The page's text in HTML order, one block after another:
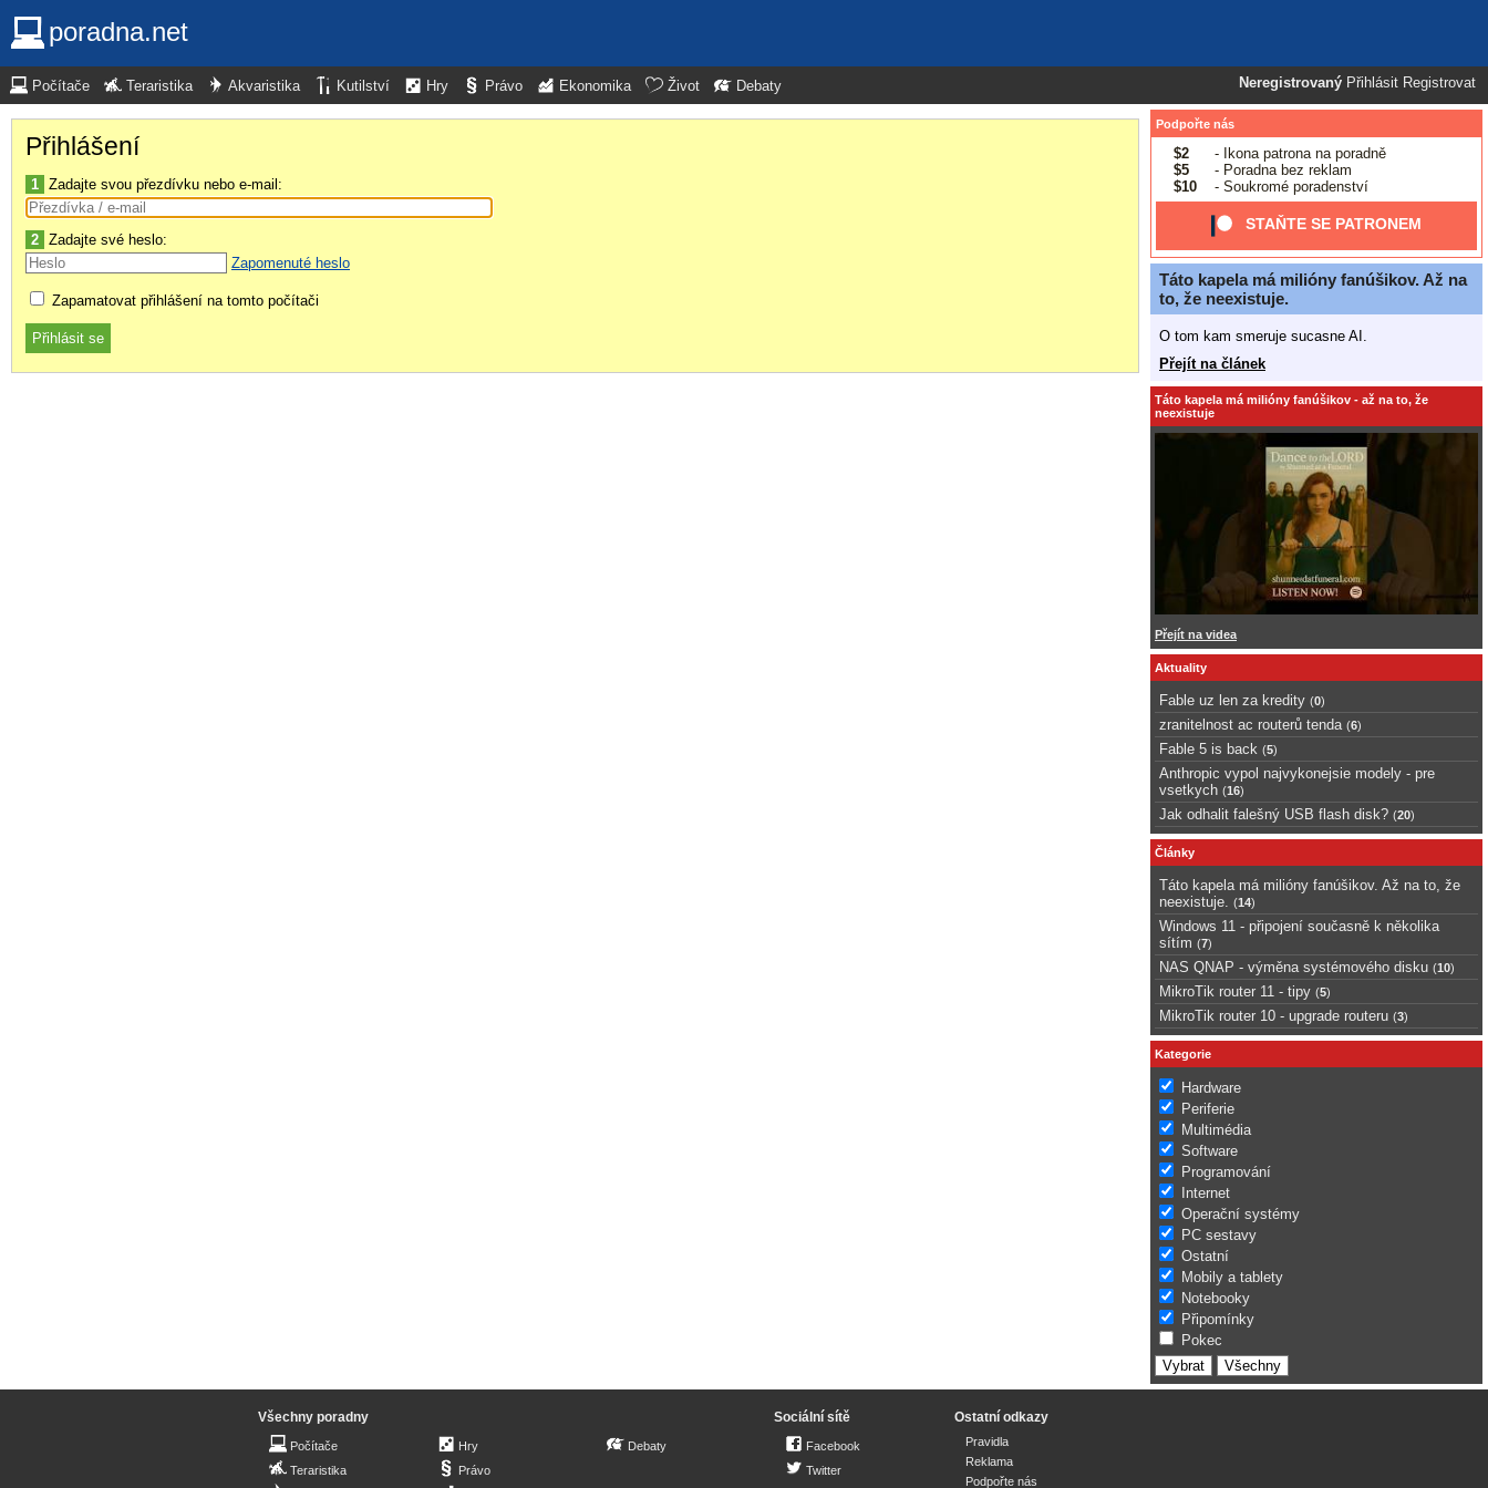
poradna.net
Neregistrovaný Přihlásit Registrovat
Počítače Teraristika Akvaristika Kutilství Hry Právo Ekonomika Život Debaty
Přihlášení
1 Zadajte svou přezdívku nebo e-mail:
2 Zadajte své heslo:
Zapomenuté heslo
Zapamatovat přihlášení na tomto počítači
Podpořte nás
$2
- Ikona patrona na poradně
$5
- Poradna bez reklam
$10
- Soukromé poradenství
STAŇTE SE PATRONEM
Táto kapela má milióny fanúšikov. Až na
to, že neexistuje.
O tom kam smeruje sucasne AI.
Přejít na článek
Táto kapela má milióny fanúšikov - až na to, že
neexistuje
Přejít na videa
Aktuality
Fable uz len za kredity (0)
zranitelnost ac routerů tenda (6)
Fable 5 is back (5)
Anthropic vypol najvykonejsie modely - pre
vsetkych (16)
Jak odhalit falešný USB flash disk? (20)
Články
Táto kapela má milióny fanúšikov. Až na to, že
neexistuje.
(14)
Windows 11 - připojení současně k několika
sítím (7)
NAS QNAP - výměna systémového disku (10)
MikroTik router 11 - tipy (5)
MikroTik router 10 - upgrade routeru (3)
Kategorie
Hardware
Periferie
Multimédia
Software
Programování
Internet
Operační systémy
PC sestavy
Ostatní
Mobily a tablety
Notebooky
Připomínky
Pokec
Všechny poradny
Počítače
Teraristika
Hry
Právo
Debaty
Sociální sítě
Facebook
Twitter
Ostatní odkazy
Pravidla
Reklama
Podpořte nás